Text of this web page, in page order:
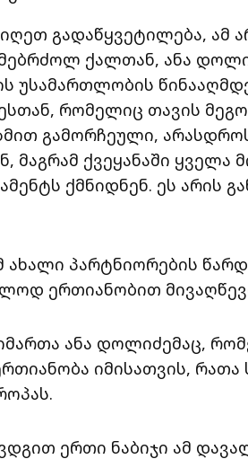
გადაწყვეტილება, ამ
ქალთან, ანა
უსამართლობის
რომელიც თავის
გამორჩეული,
მაგრამ ქვეყანაში ყველა
ქმნიდნენ. ეს არის
ახალი პარტნიორების
ერთიანობით
ანა დოლიძემაც,
იმისათვის,
ერთი ნაბიჯი ამ